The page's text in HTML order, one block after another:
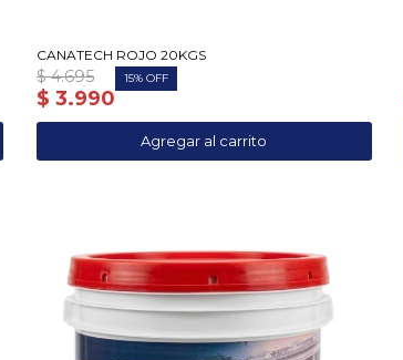
CANATECH ROJO 20KGS
$ 3.990
$ 4.695 15